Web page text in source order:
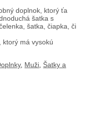
doplnok, ktorý ťa
šatka s
šatka, čiapka, či
ktorý má vysokú
, Muži Šatky a